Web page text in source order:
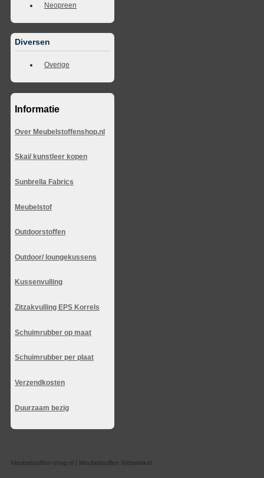
Neopreen
Diversen
Overige
Informatie
Over Meubelstoffenshop.nl
Skai/ kunstleer kopen
Sunbrella Fabrics
Meubelstof
Outdoorstoffen
Outdoor/ loungekussens
Kussenvulling
Zitzakvulling EPS Korrels
Schuimrubber op maat
Schuimrubber per plaat
Verzendkosten
Duurzaam bezig
Meubelstoffen-shop.nl | Meubelstoffen Webwinkel